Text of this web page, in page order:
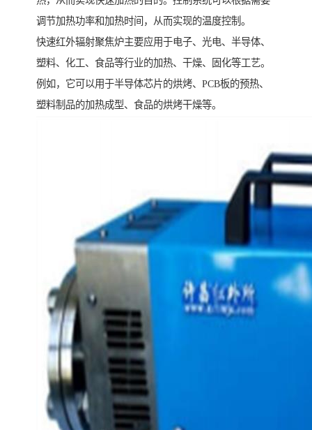
调节加热功率和加热时间，从而实现的温度控制。
快速红外辐射聚焦炉主要应用于电子、光电、半导体、
塑料、化工、食品等行业的加热、干燥、固化等工艺。
例如，它可以用于半导体芯片的烘烤、PCB板的预热、
塑料制品的加热成型、食品的烘烤干燥等。